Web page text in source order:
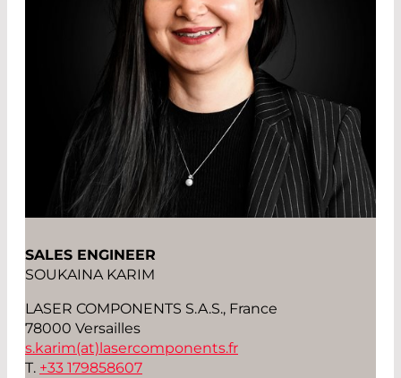
SALES ENGINEER
SOUKAINA KARIM
LASER COMPONENTS S.A.S., France
78000 Versailles
s.karim(at) lasercomponents.fr
T. +33 179858607